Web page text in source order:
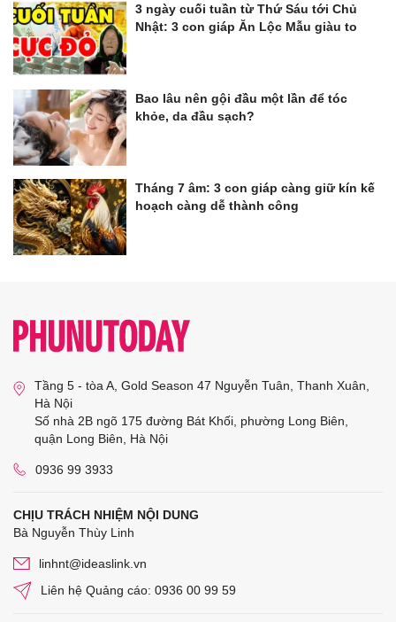
3 ngày cuối tuần từ Thứ Sáu tới Chủ
Nhật: 3 con giáp Ăn Lộc Mẫu giàu to
Bao lâu nên gội đầu một lần để tóc
khỏe, da đầu sạch?
Tháng 7 âm: 3 con giáp càng giữ kín kế
hoạch càng dễ thành công
Tầng 5 - tòa A, Gold Season 47 Nguyễn Tuân, Thanh Xuân,
Hà Nội
Số nhà 2B ngõ 175 đường Bát Khối, phường Long Biên,
quận Long Biên, Hà Nội
0936 99 3933
CHỊU TRÁCH NHIỆM NỘI DUNG
Bà Nguyễn Thùy Linh
linhnt@ideaslink.vn
Liên hệ Quảng cáo: 0936 00 99 59